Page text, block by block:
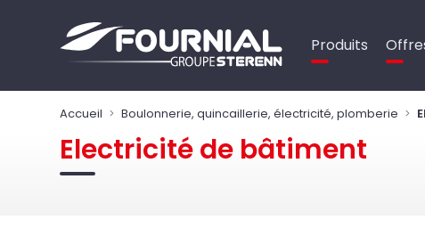
Produits
Accueil Boulonnerie, quincaillerie, électricité, plomberie
Electricité de bâtiment